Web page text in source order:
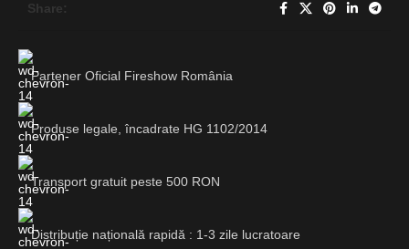
Share:
Partener Oficial Fireshow România
Produse legale, încadrate HG 1102/2014
Transport gratuit peste 500 RON
Distribuție națională rapidă : 1-3 zile lucratoare